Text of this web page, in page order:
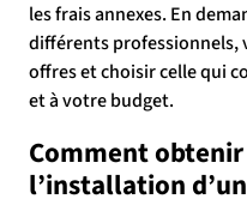
les frais annexes. En
différents professionnels,
offres et choisir celle qui
et à votre budget.
Comment
l’installation